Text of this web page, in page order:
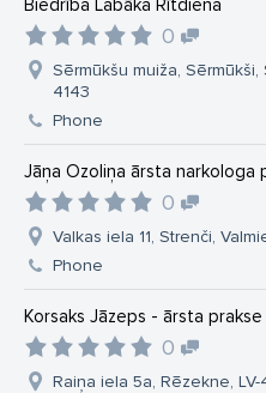
Biedrība Labāka Rītdiena
0
Sērmūkšu muiža,
4143
Phone
Jāņa Ozoliņa ārsta narkologa
0
Valkas iela 11, Strenči,
Phone
Korsaks Jāzeps - ārsta
0
Raiņa iela 5a, Rēzekne, LV-